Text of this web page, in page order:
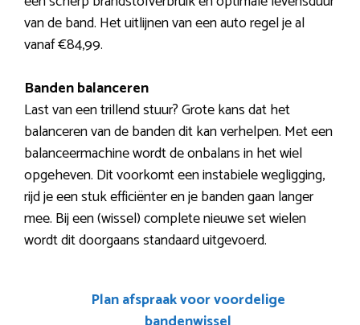
van de band. Het uitlijnen van een auto regel je al
vanaf €84,99.
Banden balanceren
Last van een trillend stuur? Grote kans dat het
balanceren van de banden dit kan verhelpen. Met een
balanceermachine wordt de onbalans in het wiel
opgeheven. Dit voorkomt een instabiele wegligging,
rijd je een stuk efficiënter en je banden gaan langer
mee. Bij een (wissel) complete nieuwe set wielen
wordt dit doorgaans standaard uitgevoerd.
Plan afspraak voor voordelige